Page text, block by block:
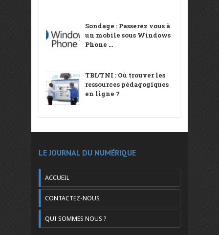
Sondage : Passerez vous à
un mobile sous Windows
Phone ...
TBI/TNI : Où trouver les
ressources pédagogiques
en ligne ?
LE JOURNAL DU NUMÉRIQUE
ACCUEIL
CONTACTEZ-NOUS
QUI SOMMES NOUS ?